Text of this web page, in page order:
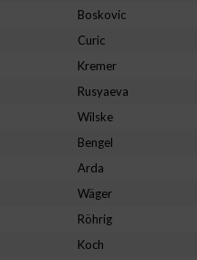
Boskovic
Curic
Kremer
Rusyaeva
Wilske
Bengel
Arda
Wäger
Röhrig
Koch